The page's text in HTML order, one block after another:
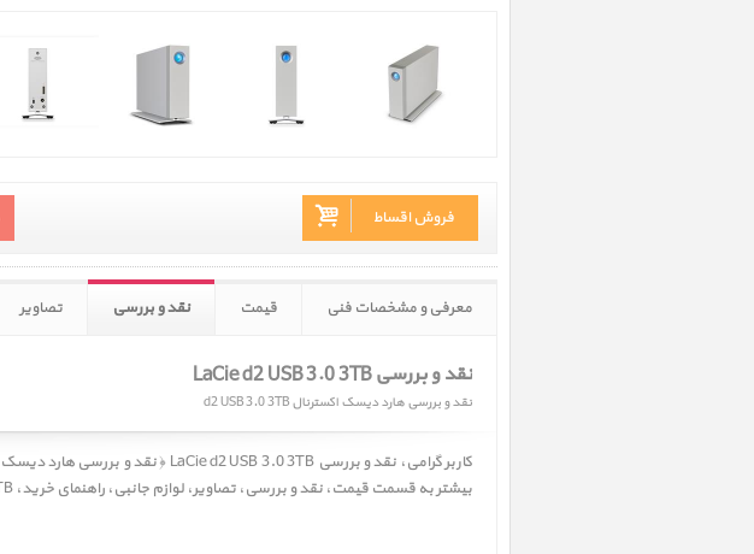
فروش اقساط
معرفی و مشخصات فنی قیمت نقد و بررسی تصاویر
نقد و بررسی LaCie d2 USB 3.0 3TB
نقد و بررسی هارد دیسک اکسترنال d2 USB 3.0 3TB
بیشتر به قسمت قیمت، نقد و بررسی، تصاویر، لوازم جانبی، راهنمای خرید، LaCie d2 USB 3.0 3TB ﴿ هارد دیسک اکسترنال d2 USB 3.0 3TB ﴾ مراجعه فرمائید.